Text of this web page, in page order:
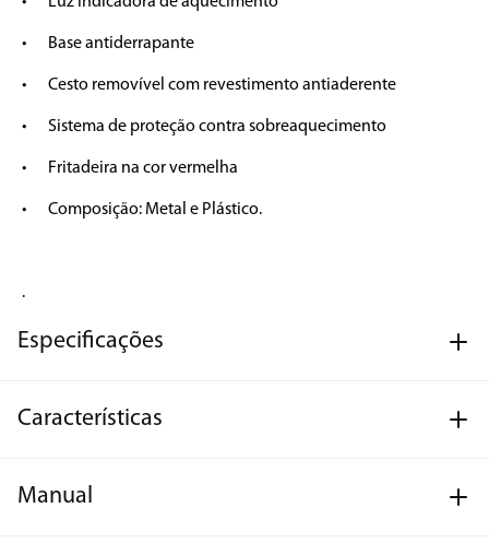
•	Base antiderrapante
•	Cesto removível com revestimento antiaderente
•	Sistema de proteção contra sobreaquecimento
•	Fritadeira na cor vermelha
•	Composição: Metal e Plástico.
.
Especificações
Características
Manual